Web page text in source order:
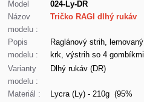
Model
024-Ly-DR
Názov
modelu :
Tričko RAGI dlhý rukáv
Popis
modelu :
Raglánový strih, lemovaný
krk, výstrih so 4 gombíkmi
Varianty
modelu :
Dlhý rukáv (DR)
Materiál :
Lycra (Ly) - 210g (95%